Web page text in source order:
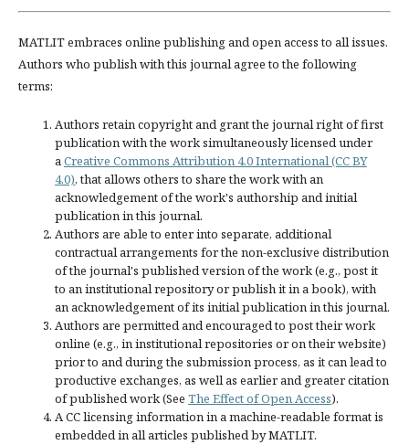
MATLIT embraces online publishing and open access to all issues.
Authors who publish with this journal agree to the following
terms:
Authors retain copyright and grant the journal right of first
publication with the work simultaneously licensed under
aCreative Commons Attribution 4.0 International (CC BY
4.0), that allows others to share the work with an
acknowledgement of the work's authorship and initial
publication in this journal.
Authors are able to enter into separate, additional
contractual arrangements for the non-exclusive distribution
of the journal's published version of the work (e.g., post it
to an institutional repository or publish it in a book), with
an acknowledgement of its initial publication in this journal.
Authors are permitted and encouraged to post their work
online (e.g., in institutional repositories or on their website)
prior to and during the submission process, as it can lead to
productive exchanges, as well as earlier and greater citation
of published work (See The Effect of Open Access).
A CC licensing information in a machine-readable format is
embedded in all articles published by MATLIT.